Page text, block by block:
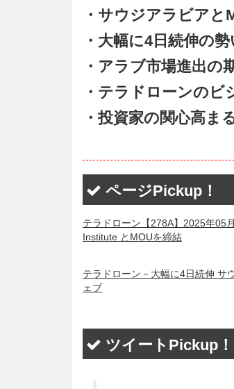
・サウジアラビアと
・大幅に4日続伸の勢
・アラブ市場進出の
・テラドローンのビ
・投資家の関心高ま
ページPickup！
テラドローン【278A】2025年05
Institute とMOUを締結
テラドローン－大幅に4日続伸 サ
ェブ
ツイートPickup！